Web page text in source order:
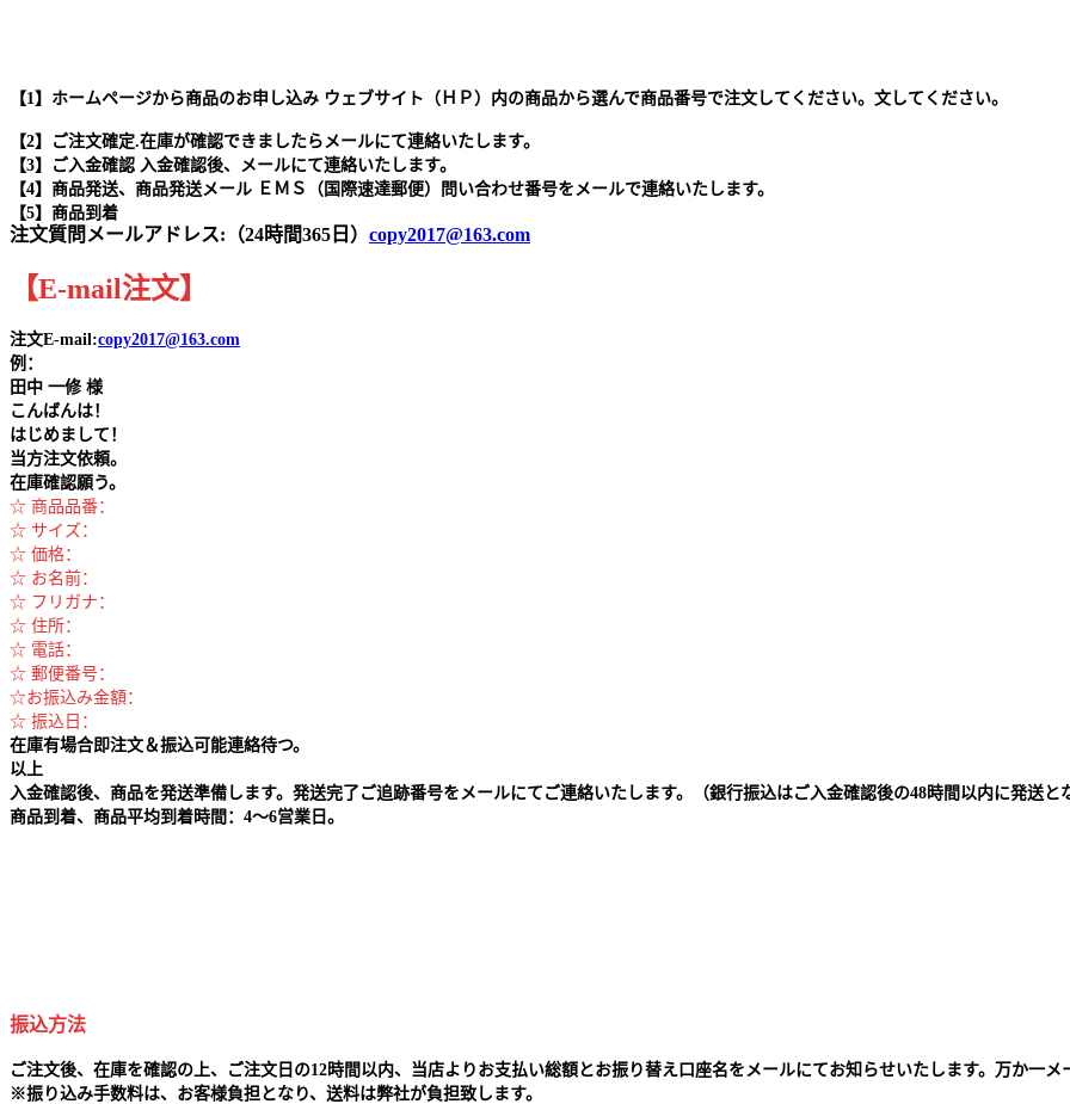
【1】ホームページから商品のお申し込み ウェブサイト（ＨＰ）内の商品から選んで商品番号で注文してください。文してください。
【2】ご注文確定.在庫が確認できましたらメールにて連絡いたします。
【3】ご入金確認 入金確認後、メールにて連絡いたします。
【4】商品発送、商品発送メール ＥＭＳ（国際速達郵便）問い合わせ番号をメールで連絡いたします。
【5】商品到着
注文質問メールアドレス:（24時間365日） copy2017@163.com
【E-mail注文】
注文E-mail:copy2017@163.com
例：
田中 一修 様
こんばんは！
はじめまして！
当方注文依頼。
在庫確認願う。
☆ 商品品番：
☆ サイズ：
☆ 価格：
☆ お名前：
☆ フリガナ：
☆ 住所：
☆ 電話：
☆ 郵便番号：
☆お振込み金額：
☆ 振込日：
在庫有場合即注文＆振込可能連絡待つ。
以上
入金確認後、商品を発送準備します。発送完了ご追跡番号をメールにてご連絡いたします。（銀行振込はご入金確認後の48時間以内に発送と
商品到着、商品平均到着時間：4～6営業日。
振込方法
ご注文後、在庫を確認の上、ご注文日の12時間以内、当店よりお支払い総額とお振り替え口座名をメールにてお知らせいたします。万か一メ
※振り込み手数料は、お客様負担となり、送料は弊社が負担致します。